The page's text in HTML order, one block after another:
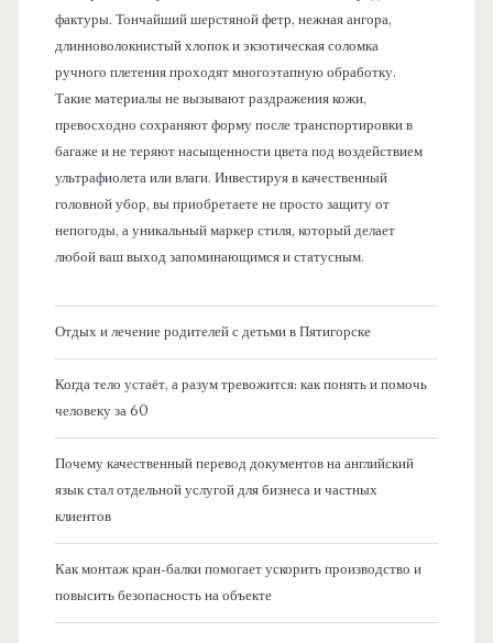
фактуры. Тончайший шерстяной фетр, нежная ангора,
длинноволокнистый хлопок и экзотическая соломка
ручного плетения проходят многоэтапную обработку.
Такие материалы не вызывают раздражения кожи,
превосходно сохраняют форму после транспортировки в
багаже и не теряют насыщенности цвета под воздействием
ультрафиолета или влаги. Инвестируя в качественный
головной убор, вы приобретаете не просто защиту от
непогоды, а уникальный маркер стиля, который делает
любой ваш выход запоминающимся и статусным.
Отдых и лечение родителей с детьми в Пятигорске
Когда тело устаёт, а разум тревожится: как понять и помочь
человеку за 60
Почему качественный перевод документов на английский
язык стал отдельной услугой для бизнеса и частных
клиентов
Как монтаж кран-балки помогает ускорить производство и
повысить безопасность на объекте